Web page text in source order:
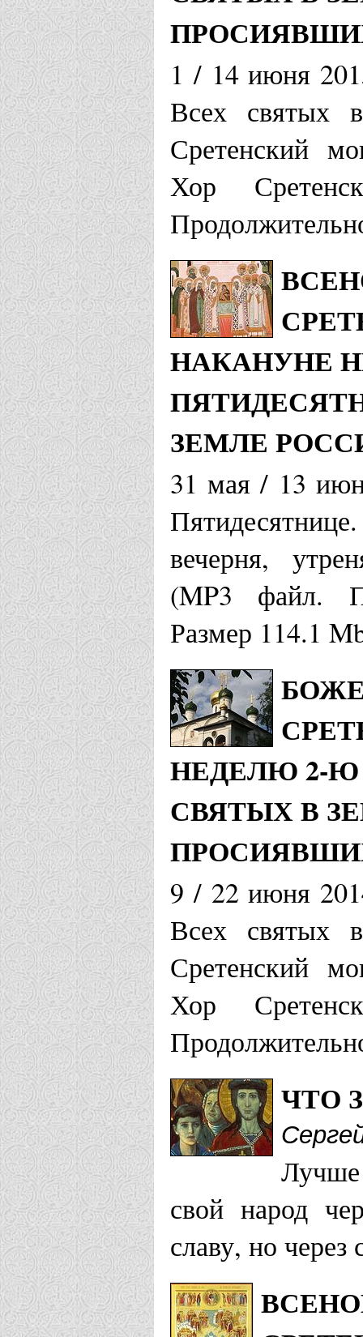
1 / 14 июня
Всех святых
Сретенский
Хор
НАКАНУНЕ
ЗЕМЛЕ
31 мая / 13
вечерня,
(MP3 файл.
Размер 114.1
НЕДЕЛЮ 2-Ю
СВЯТЫХ В
9 / 22 июня
Всех святых
Сретенский
Хор
ЧТО
свой народ
славу, но